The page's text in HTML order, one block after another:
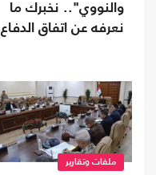
والنووي".. نخبرك ما
نعرفه عن اتفاق الدفاع
ملفات وتقارير